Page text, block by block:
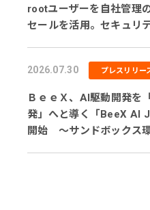
rootユーザーを自社管理
セールを活用。セキュリ
2026.07.30 プレスリリー
ＢｅｅＸ、AI駆動開発を
発」へと導く「BeeX AI
開始 ～サンドボックス